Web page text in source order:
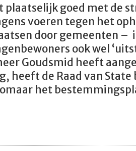
plaatselijk goed met de
voeren tegen het
door gemeenten –
ook wel
Goudsmid heeft
heeft de Raad van State
het